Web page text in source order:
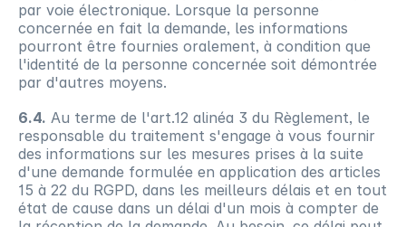
par voie électronique. Lorsque la personne
concernée en fait la demande, les informations
pourront être fournies oralement, à condition que
l'identité de la personne concernée soit démontrée
par d'autres moyens.
6.4. Au terme de l'art.12 alinéa 3 du Règlement, le
responsable du traitement s'engage à vous fournir
des informations sur les mesures prises à la suite
d'une demande formulée en application des articles
15 à 22 du RGPD, dans les meilleurs délais et en tout
état de cause dans un délai d'un mois à compter de